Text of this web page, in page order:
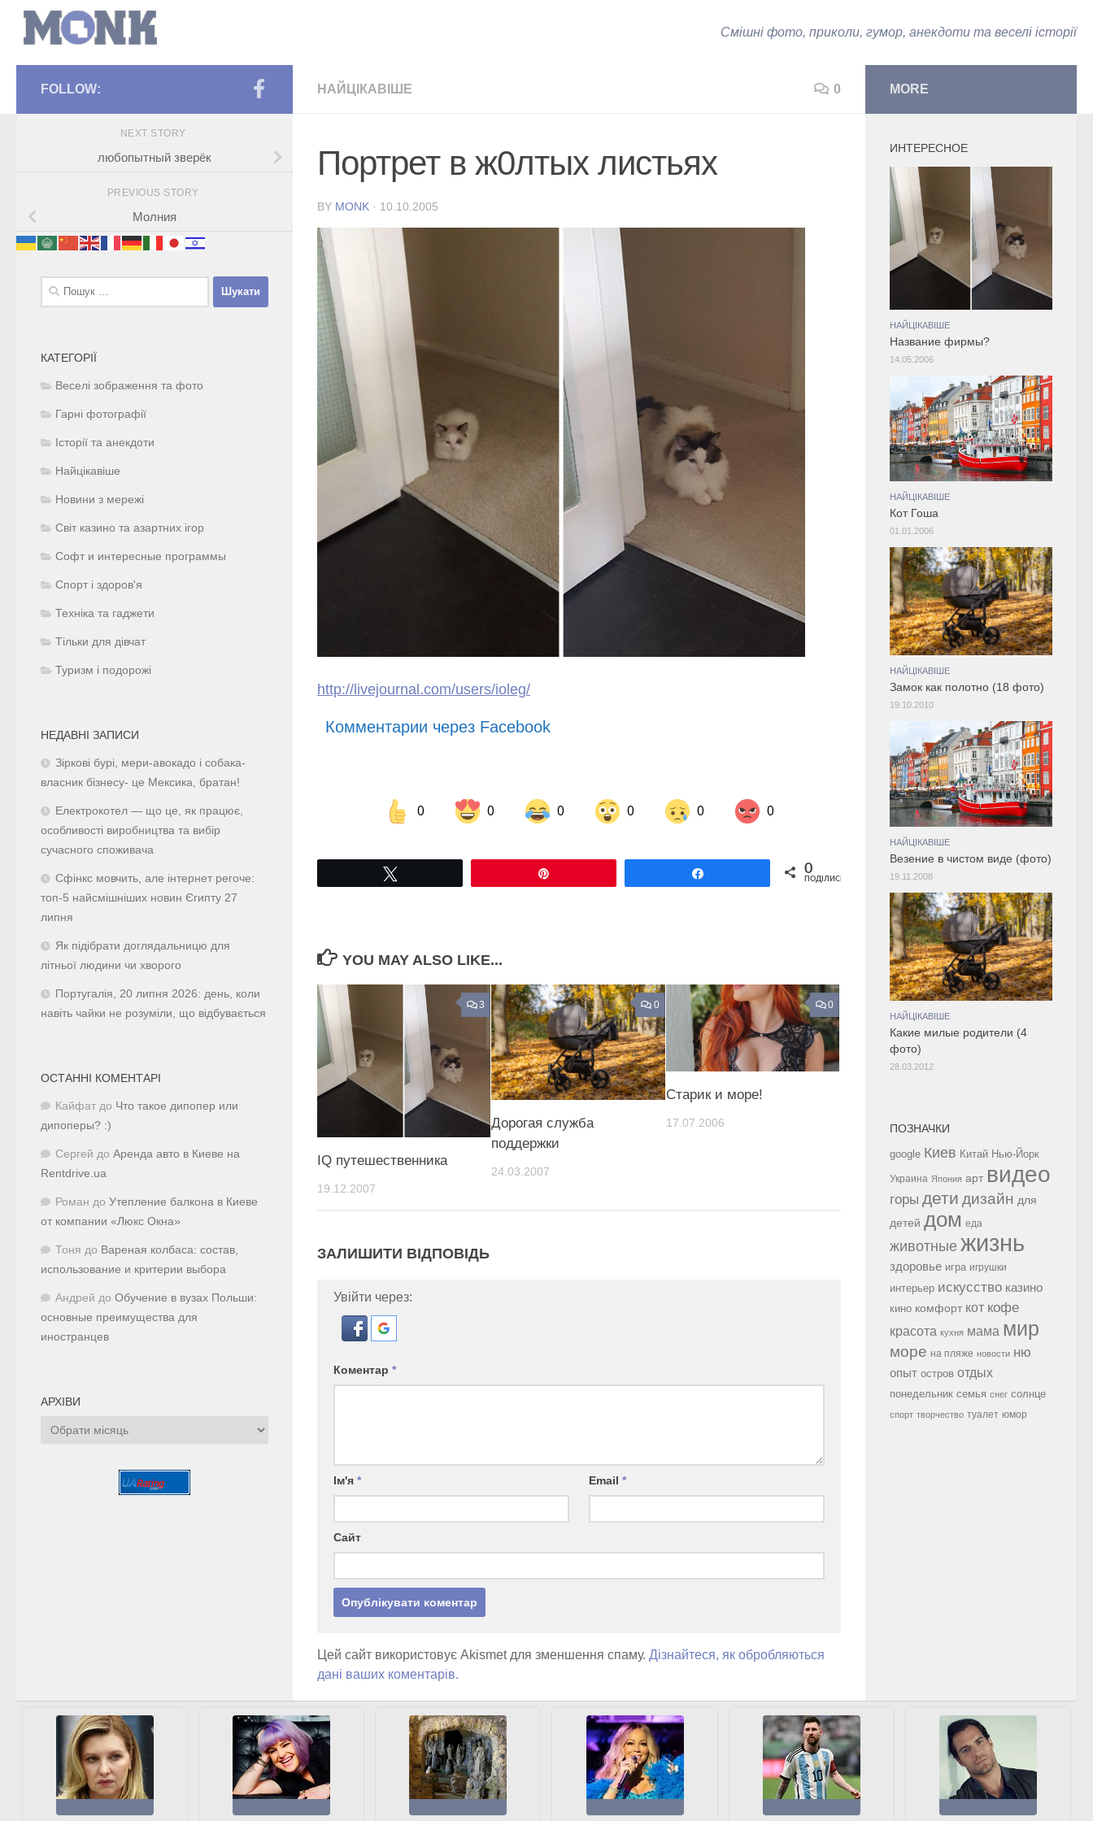
Смішні фото, приколи, гумор, анекдоти та веселі історії
НАЙЦІКАВІШЕ 0
Портрет в ж0лтых листьях
BY MONK · 10.10.2005
http://livejournal.com/users/ioleg/
Комментарии через Facebook
0 0 0 0 0 0
Share on Facebook Share on LinkedIn Share on Twitter 0
ПОДІЛИСЬ
YOU MAY ALSO LIKE...
3
IQ путешественника
19.12.2007
0
Дорогая служба
поддержки
24.03.2007
0
Старик и море!
17.07.2006
ЗАЛИШИТИ ВІДПОВІДЬ
Увійти через:
Коментар *
Ім'я * Email*
Сайт
Цей сайт використовує Akismet для зменшення спаму. Дізнайтеся, як обробляються
дані ваших коментарів.
FOLLOW:
NEXT STORY
любопытный зверёк
PREVIOUS STORY
Молния
Пошук:
КАТЕГОРІЇ
Веселі зображення та фото
Гарні фотографії
Історії та анекдоти
Найцікавіше
Новини з мережі
Світ казино та азартних ігор
Софт и интересные программы
Спорт і здоров'я
Техніка та гаджети
Тільки для дівчат
Туризм і подорожі
НЕДАВНІ ЗАПИСИ
Зіркові бурі, мери-авокадо і собака-
власник бізнесу- це Мексика, братан!
Електрокотел — що це, як працює,
особливості виробництва та вибір
сучасного споживача
Сфінкс мовчить, але інтернет регоче:
топ-5 найсмішніших новин Єгипту 27
липня
Як підібрати доглядальницю для
літньої людини чи хворого
Португалія, 20 липня 2026: день, коли
навіть чайки не розуміли, що відбувається
ОСТАННІ КОМЕНТАРІ
Кайфат до Что такое дипопер или
дипоперы? :)
Сергей до Аренда авто в Киеве на
Rentdrive.ua
Роман до Утепление балкона в Киеве
от компании «Люкс Окна»
Тоня до Вареная колбаса: состав,
использование и критерии выбора
Андрей до Обучение в вузах Польши:
основные преимущества для
иностранцев
АРХІВИ
Архіви
MORE
ИНТЕРЕСНОЕ
НАЙЦІКАВІШЕ
Название фирмы?
14.05.2006
НАЙЦІКАВІШЕ
Кот Гоша
01.01.2006
НАЙЦІКАВІШЕ
Замок как полотно (18 фото)
19.10.2010
НАЙЦІКАВІШЕ
Везение в чистом виде (фото)
19.11.2008
НАЙЦІКАВІШЕ
Какие милые родители (4
фото)
28.03.2012
ПОЗНАЧКИ
google Киев Китай Нью-Йорк
Украина Япония арт видео
горы дети дизайн для
детей дом еда
животные жизнь
здоровье игра игрушки
интерьер искусство казино
кино комфорт кот кофе
красота кухня мама мир
море на пляже новости ню
опыт остров отдых
понедельник семья снег солнце
спорт творчество туалет юмор